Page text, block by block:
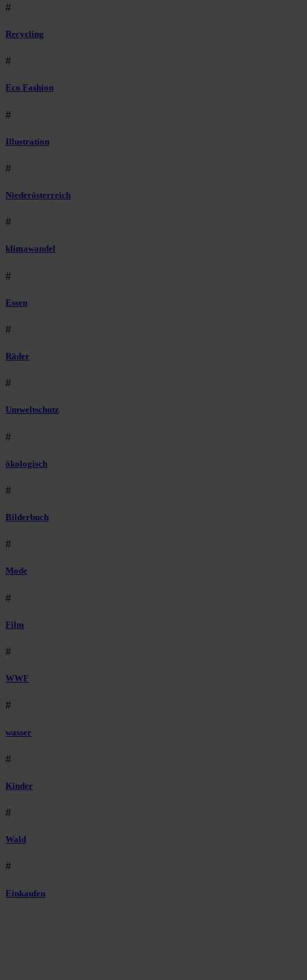
#
Recycling
#
Eco Fashion
#
Illustration
#
Niederösterreich
#
klimawandel
#
Essen
#
Räder
#
Umweltschutz
#
ökologisch
#
Bilderbuch
#
Mode
#
Film
#
WWF
#
wasser
#
Kinder
#
Wald
#
Einkaufen